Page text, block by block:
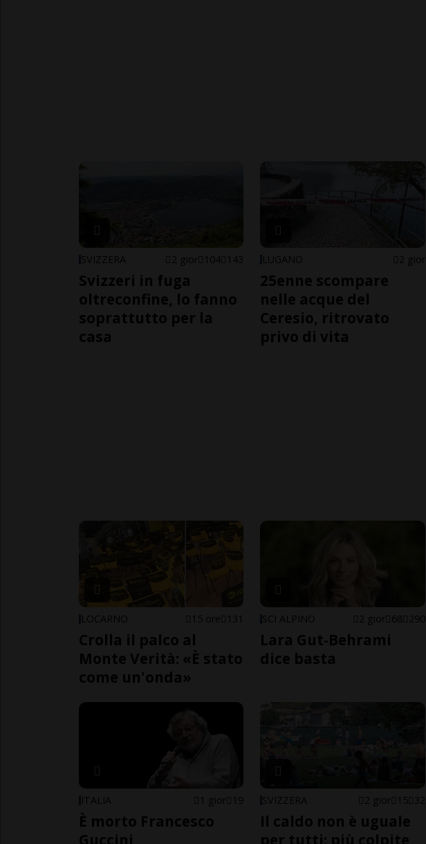
SVIZZERA 2 gior 104 143
Svizzeri in fuga
oltreconfine, lo fanno
soprattutto per la
casa
LUGANO 2 gior
25enne scompare
nelle acque del
Ceresio, ritrovato
privo di vita
LOCARNO 15 ore 131
Crolla il palco al
Monte Verità: «È stato
come un'onda»
SCI ALPINO 2 gior 68 290
Lara Gut-Behrami
dice basta
ITALIA 1 gior 19
È morto Francesco
Guccini
SVIZZERA 2 gior 15 32
Il caldo non è uguale
per tutti: più colpite